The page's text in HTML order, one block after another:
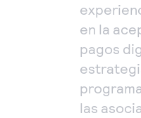
en la
pagos
las